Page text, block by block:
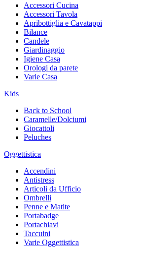
Accessori Cucina
Accessori Tavola
Apribottiglia e Cavatappi
Bilance
Candele
Giardinaggio
Igiene Casa
Orologi da parete
Varie Casa
Kids
Back to School
Caramelle/Dolciumi
Giocattoli
Peluches
Oggettistica
Accendini
Antistress
Articoli da Ufficio
Ombrelli
Penne e Matite
Portabadge
Portachiavi
Taccuini
Varie Oggettistica